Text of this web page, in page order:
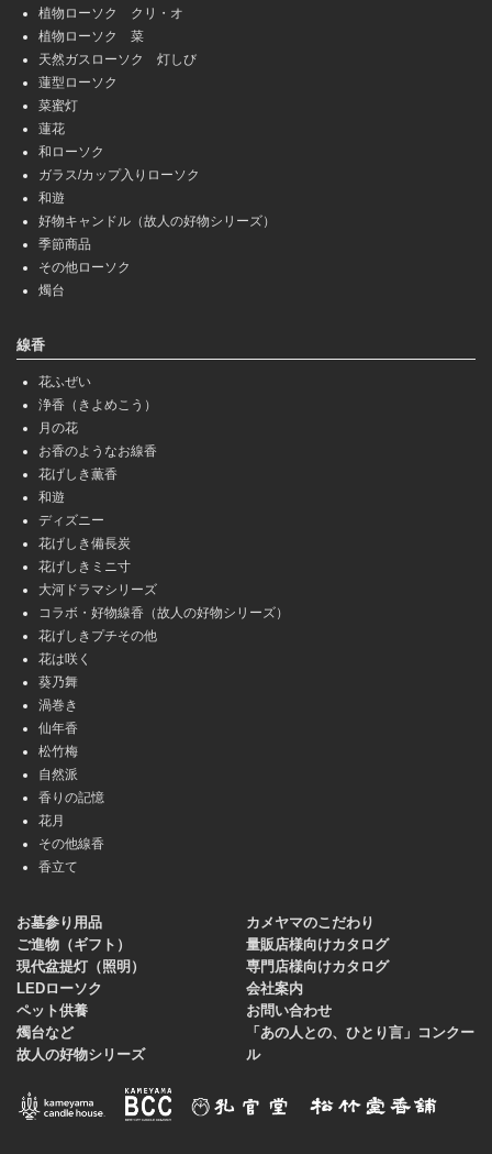
植物ローソク クリ・オ
植物ローソク 菜
天然ガスローソク 灯しび
蓮型ローソク
菜蜜灯
蓮花
和ローソク
ガラス/カップ入りローソク
和遊
好物キャンドル（故人の好物シリーズ）
季節商品
その他ローソク
燭台
線香
花ふぜい
浄香（きよめこう）
月の花
お香のようなお線香
花げしき薫香
和遊
ディズニー
花げしき備長炭
花げしきミニ寸
大河ドラマシリーズ
コラボ・好物線香（故人の好物シリーズ）
花げしきプチその他
花は咲く
葵乃舞
渦巻き
仙年香
松竹梅
自然派
香りの記憶
花月
その他線香
香立て
お墓参り用品
ご進物（ギフト）
現代盆提灯（照明）
LEDローソク
ペット供養
燭台など
故人の好物シリーズ
カメヤマのこだわり
量販店様向けカタログ
専門店様向けカタログ
会社案内
お問い合わせ
「あの人との、ひとり言」コンクー
ル